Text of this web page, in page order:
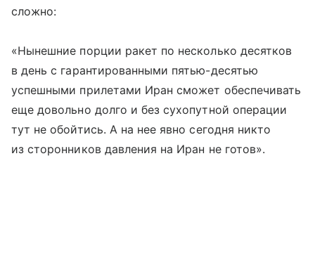
сложно:
«Нынешние порции ракет по несколько десятков
в день с гарантированными пятью-десятью
успешными прилетами Иран сможет обеспечивать
еще довольно долго и без сухопутной операции
тут не обойтись. А на нее явно сегодня никто
из сторонников давления на Иран не готов».